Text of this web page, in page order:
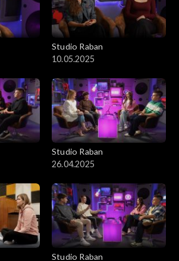
Studio Raban
10.05.2025
Studio Raban
26.04.2025
Studio Raban